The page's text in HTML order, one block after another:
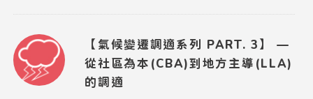
【氣候變遷調適系列 PART. 3】 —
從社區為本(CBA)到地方主導(LLA)
的調適